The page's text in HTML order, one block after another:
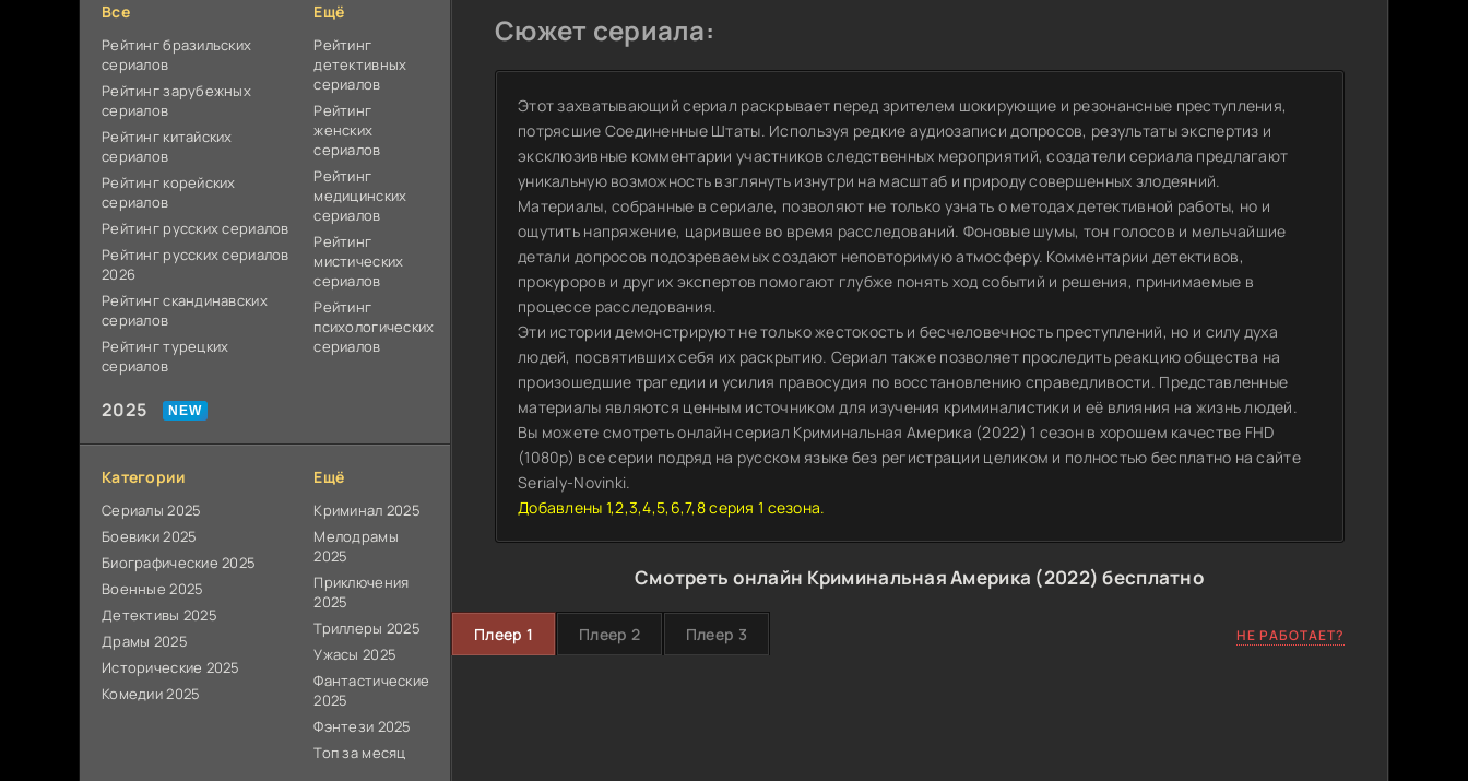
Все
Рейтинг бразильских
сериалов
Рейтинг зарубежных
сериалов
Рейтинг китайских
сериалов
Рейтинг корейских
сериалов
Рейтинг русских сериалов
Рейтинг русских сериалов
2026
Рейтинг скандинавских
сериалов
Рейтинг турецких
сериалов
Ещё
Рейтинг
детективных
сериалов
Рейтинг
женских
сериалов
Рейтинг
медицинских
сериалов
Рейтинг
мистических
сериалов
Рейтинг
психологических
сериалов
2025
Категории
Сериалы 2025
Боевики 2025
Биографические 2025
Военные 2025
Детективы 2025
Драмы 2025
Исторические 2025
Комедии 2025
Ещё
Криминал 2025
Мелодрамы
2025
Приключения
2025
Триллеры 2025
Ужасы 2025
Фантастические
2025
Фэнтези 2025
Топ за месяц
Сюжет сериала:
Этот захватывающий сериал раскрывает перед зрителем шокирующие и резонансные преступления,
потрясшие Соединенные Штаты. Используя редкие аудиозаписи допросов, результаты экспертиз и
эксклюзивные комментарии участников следственных мероприятий, создатели сериала предлагают
уникальную возможность взглянуть изнутри на масштаб и природу совершенных злодеяний.
Материалы, собранные в сериале, позволяют не только узнать о методах детективной работы, но и
ощутить напряжение, царившее во время расследований. Фоновые шумы, тон голосов и мельчайшие
детали допросов подозреваемых создают неповторимую атмосферу. Комментарии детективов,
прокуроров и других экспертов помогают глубже понять ход событий и решения, принимаемые в
процессе расследования.
Эти истории демонстрируют не только жестокость и бесчеловечность преступлений, но и силу духа
людей, посвятивших себя их раскрытию. Сериал также позволяет проследить реакцию общества на
произошедшие трагедии и усилия правосудия по восстановлению справедливости. Представленные
материалы являются ценным источником для изучения криминалистики и её влияния на жизнь людей.
Вы можете смотреть онлайн сериал Криминальная Америка (2022) 1 сезон в хорошем качестве FHD
(1080p) все серии подряд на русском языке без регистрации целиком и полностью бесплатно на сайте
Serialy-Novinki.
Добавлены 1,2,3,4,5,6,7,8 серия 1 сезона.
Смотреть онлайн Криминальная Америка (2022) бесплатно
Плеер 1 Плеер 2 Плеер 3 НЕ РАБОТАЕТ?